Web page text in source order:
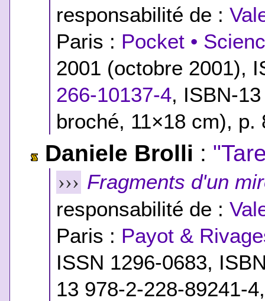
responsabilité de :
Paris : Pocket •
2001 (octobre 2001),
266-10137-4, ISBN-
broché, 11×18 cm), p.
Daniele Brolli :
››› Fragments d'un
responsabilité de :
Paris : Payot &
ISSN 1296-0683,
13 978-2-228-89241-4